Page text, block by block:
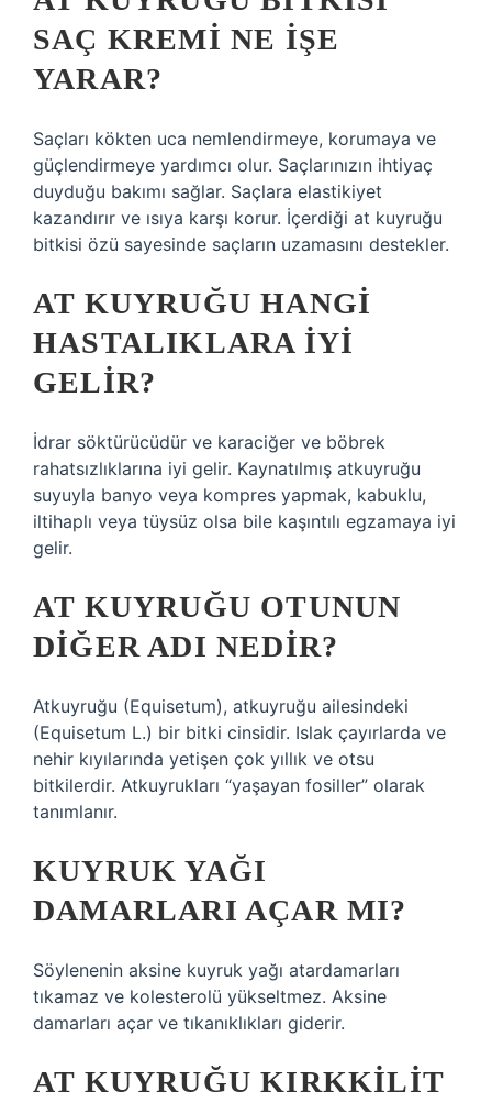
SAÇ KREMI NE IŞE
YARAR?
Saçları kökten uca nemlendirmeye, korumaya ve
güçlendirmeye yardımcı olur. Saçlarınızın ihtiyaç
duyduğu bakımı sağlar. Saçlara elastikiyet
kazandırır ve ısıya karşı korur. İçerdiği at kuyruğu
bitkisi özü sayesinde saçların uzamasını destekler.
AT KUYRUĞU HANGI
HASTALIKLARA IYI
GELIR?
İdrar söktürücüdür ve karaciğer ve böbrek
rahatsızlıklarına iyi gelir. Kaynatılmış atkuyruğu
suyuyla banyo veya kompres yapmak, kabuklu,
iltihaplı veya tüysüz olsa bile kaşıntılı egzamaya iyi
gelir.
AT KUYRUĞU OTUNUN
DIĞER ADI NEDIR?
Atkuyruğu (Equisetum), atkuyruğu ailesindeki
(Equisetum L.) bir bitki cinsidir. Islak çayırlarda ve
nehir kıyılarında yetişen çok yıllık ve otsu
bitkilerdir. Atkuyrukları “yaşayan fosiller” olarak
tanımlanır.
KUYRUK YAĞI
DAMARLARI AÇAR MI?
Söylenenin aksine kuyruk yağı atardamarları
tıkamaz ve kolesterolü yükseltmez. Aksine
damarları açar ve tıkanıklıkları giderir.
AT KUYRUĞU KIRKKILIT